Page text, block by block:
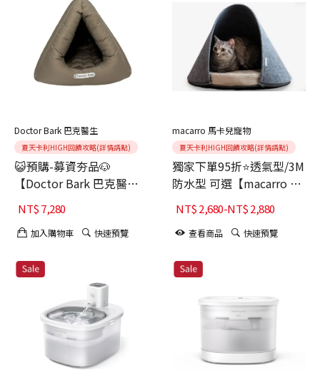
Doctor Bark 巴克醫生
夏天卡利HIGH回饋攻略(詳情請點)
😺預購-募資夯品🐶
【Doctor Bark 巴克醫
生】肉粽貓窩｜貓寵物床-
大地棕
NT$7,280
加入購物車 快速預覽
macarro 馬卡兒寵物
夏天卡利HIGH回饋攻略(詳情請點)
獨家下單95折⭐透氣型/3M
防水型 可選【macarro 精
品】寵物毛氈圓弧型
LATEX乳膠睡窩
NT$2,680-NT$2,880
查看商品 快速預覽